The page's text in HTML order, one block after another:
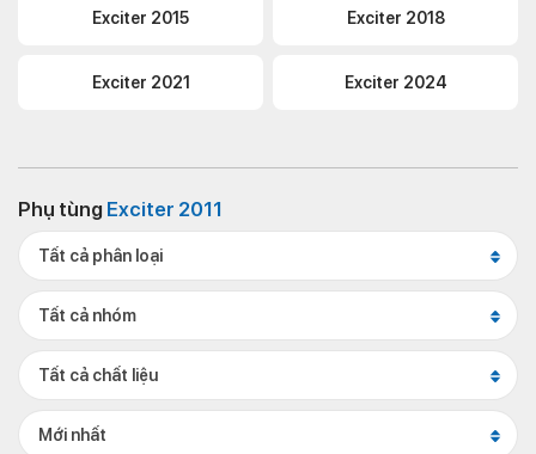
Exciter 2015 Exciter 2018
Exciter 2021 Exciter 2024
Phụ tùng Exciter 2011
Tất cả phân loại
Tất cả nhóm
Tất cả chất liệu
Mới nhất